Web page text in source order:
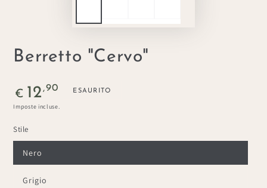
Berretto "Cervo"
Prezzo
regolare
€ 12,90 ESAURITO
Imposte incluse.
Stile
Nero
Grigio